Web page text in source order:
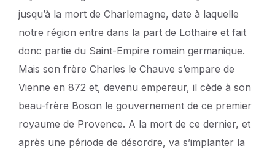
jusqu’à la mort de Charlemagne, date à laquelle
notre région entre dans la part de Lothaire et fait
donc partie du Saint-Empire romain germanique.
Mais son frère Charles le Chauve s’empare de
Vienne en 872 et, devenu empereur, il cède à son
beau-frère Boson le gouvernement de ce premier
royaume de Provence. A la mort de ce dernier, et
après une période de désordre, va s’implanter la